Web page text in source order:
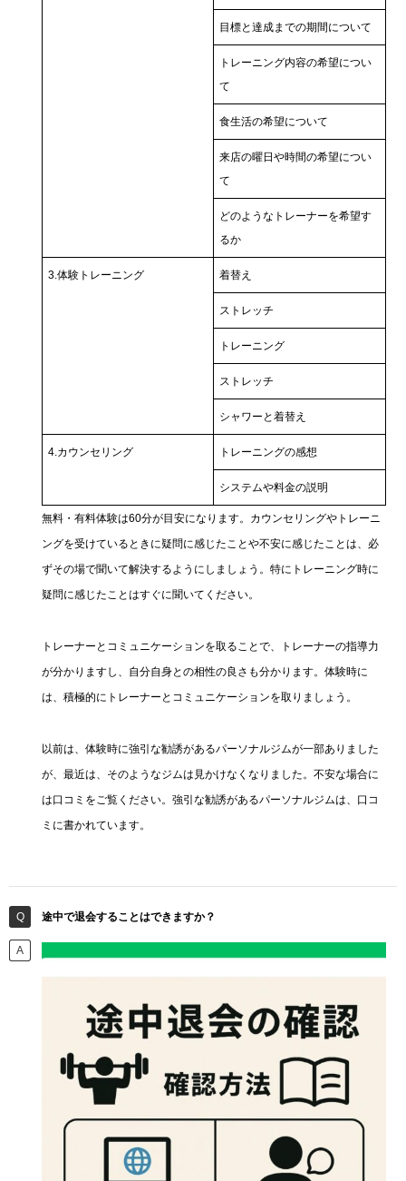
目標と達成までの期間について
トレーニング内容の希望につい
て
食生活の希望について
来店の曜日や時間の希望につい
て
どのようなトレーナーを希望す
るか
3.体験トレーニング 着替え
ストレッチ
トレーニング
ストレッチ
シャワーと着替え
4.カウンセリング トレーニングの感想
システムや料金の説明
無料・有料体験は60分が目安になります。カウンセリングやトレーニ
ングを受けているときに疑問に感じたことや不安に感じたことは、必
ずその場で聞いて解決するようにしましょう。特にトレーニング時に
疑問に感じたことはすぐに聞いてください。
トレーナーとコミュニケーションを取ることで、トレーナーの指導力
が分かりますし、自分自身との相性の良さも分かります。体験時に
は、積極的にトレーナーとコミュニケーションを取りましょう。
以前は、体験時に強引な勧誘があるパーソナルジムが一部ありました
が、最近は、そのようなジムは見かけなくなりました。不安な場合に
は口コミをご覧ください。強引な勧誘があるパーソナルジムは、口コ
ミに書かれています。
途中で退会することはできますか？